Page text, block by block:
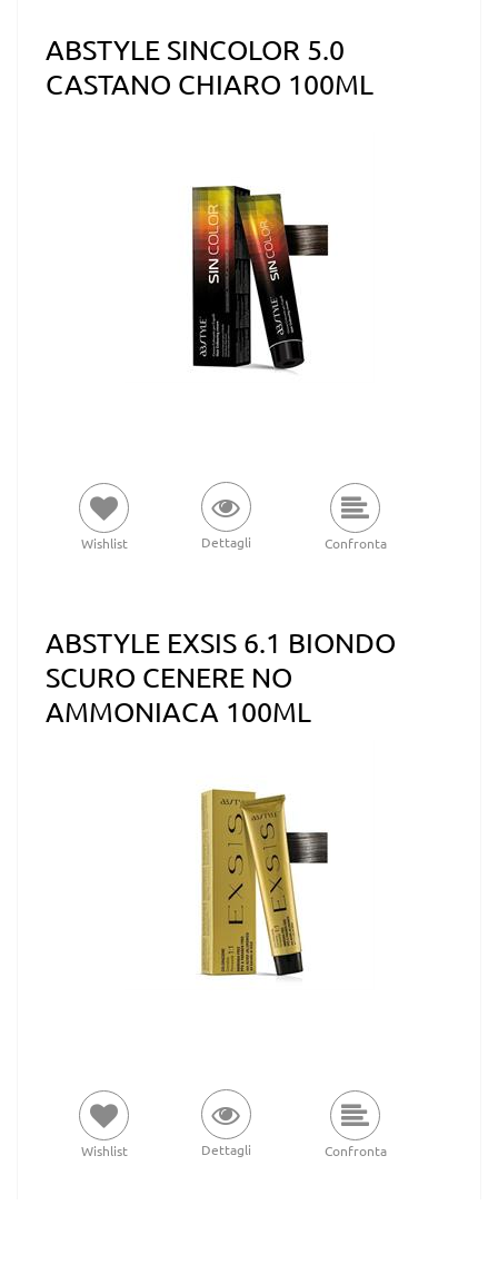
ABSTYLE SINCOLOR 5.0
CASTANO CHIARO 100ML
Wishlist Dettagli Confronta
ABSTYLE EXSIS 6.1 BIONDO
SCURO CENERE NO
AMMONIACA 100ML
Wishlist Dettagli Confronta